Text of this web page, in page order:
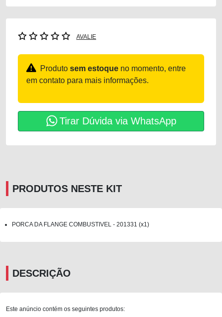
AVALIE
Produto sem estoque no momento, entre
em contato para mais informações.
Tirar Dúvida via WhatsApp
PRODUTOS NESTE KIT
PORCA DA FLANGE COMBUSTIVEL - 201331 (x1)
DESCRIÇÃO
Este anúncio contém os seguintes produtos: